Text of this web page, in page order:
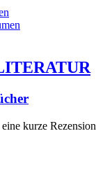
kurze Rezension